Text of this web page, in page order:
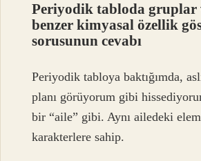
Periyodik tabloda gruplar
benzer kimyasal özellik
sorusunun cevabı
Periyodik tabloya baktığımda,
planı görüyorum gibi
bir “aile” gibi. Aynı ailedeki
karakterlere sahip.